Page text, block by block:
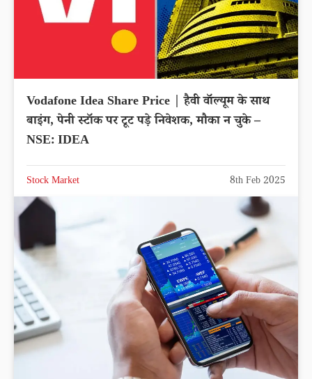
Vodafone Idea Share Price | हैवी वॉल्यूम के साथ
बाइंग, पेनी स्टॉक पर टूट पड़े निवेशक, मौका न चुके –
NSE: IDEA
Stock Market 8th Feb 2025